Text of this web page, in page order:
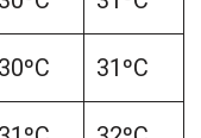
30ºC 31ºC